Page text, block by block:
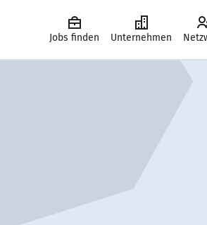
Jobs finden Unternehmen